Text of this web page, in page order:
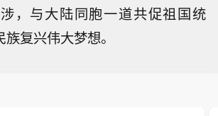
，与大陆同胞一道共促祖国统
复兴伟大梦想。